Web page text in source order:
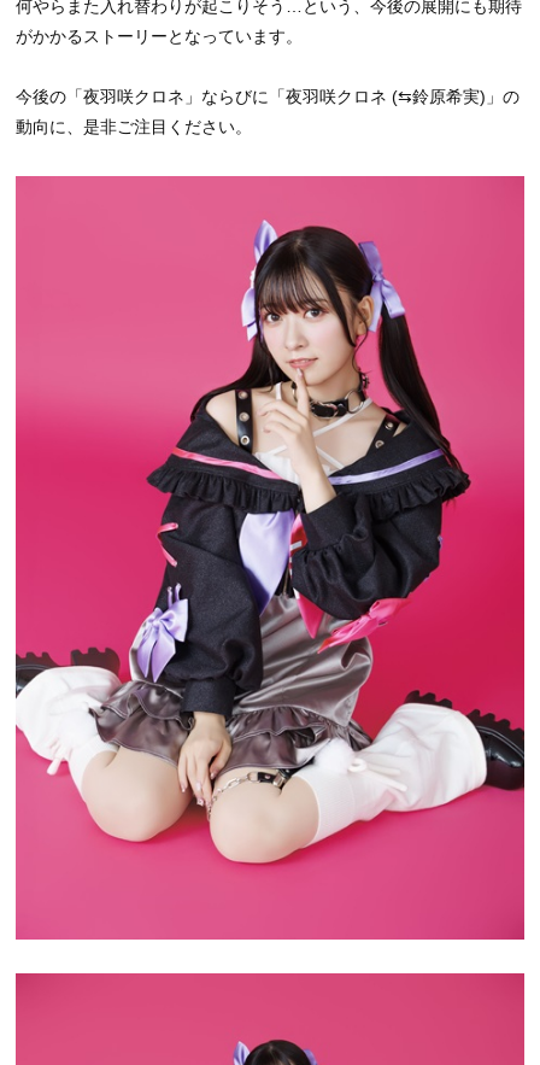
何やらまた入れ替わりが起こりそう…という、今後の展開にも期待
がかかるストーリーとなっています。
今後の「夜羽咲クロネ」ならびに「夜羽咲クロネ (⇆鈴原希実)」の
動向に、是非ご注目ください。